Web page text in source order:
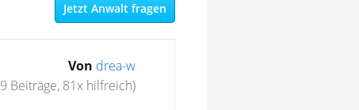
Jetzt Anwalt fragen
Von drea-w
Beiträge, 81x hilfreich)